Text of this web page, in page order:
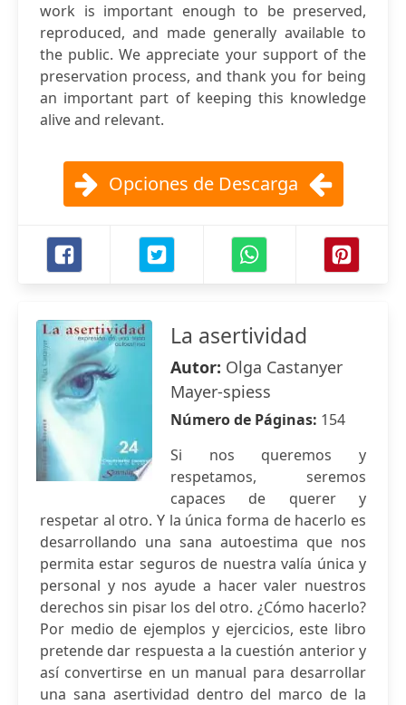
work is important enough to be preserved,
reproduced, and made generally available to
the public. We appreciate your support of the
preservation process, and thank you for being
an important part of keeping this knowledge
alive and relevant.
Opciones de Descarga
La asertividad
Autor: Olga Castanyer
Mayer-spiess
Número de Páginas: 154
Si nos queremos y
respetamos, seremos
capaces de querer y
respetar al otro. Y la única forma de hacerlo es
desarrollando una sana autoestima que nos
permita estar seguros de nuestra valía única y
personal y nos ayude a hacer valer nuestros
derechos sin pisar los del otro. ¿Cómo hacerlo?
Por medio de ejemplos y ejercicios, este libro
pretende dar respuesta a la cuestión anterior y
así convertirse en un manual para desarrollar
una sana asertividad dentro del marco de la